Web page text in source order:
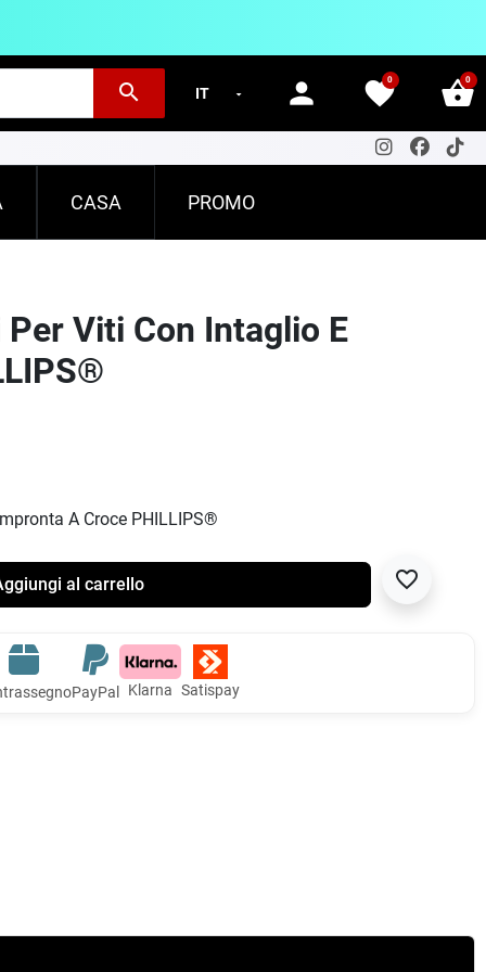
search person favorite
0 shopping_basket
0
CASA PROMO
Viti Con Intaglio E
A Croce PHILLIPS®
al carrello favorite_border
PayPal Klarna Satispay